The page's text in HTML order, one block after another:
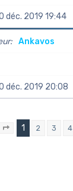
déc. 2019 19:44
Ankavos
déc. 2019 20:08
Page sur 36
1 2 3 4